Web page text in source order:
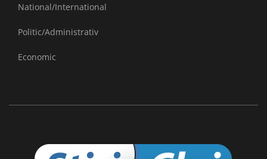
National/International
Politic/Administrativ
Economic